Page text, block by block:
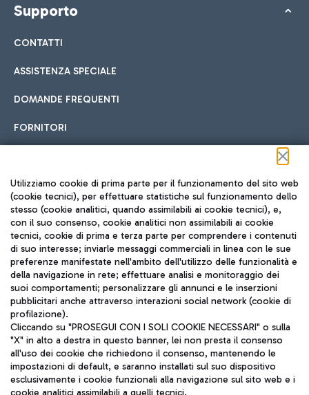
Supporto
CONTATTI
ASSISTENZA SPECIALE
DOMANDE FREQUENTI
FORNITORI
Seguici sui social
TRAVEL JOURNAL
ITA
Aeroporti di Roma S.p.A. - Società soggetta a direzione e
Utilizziamo cookie di prima parte per il funzionamento del sito web
(cookie tecnici), per effettuare statistiche sul funzionamento dello
stesso (cookie analitici, quando assimilabili ai cookie tecnici), e,
con il suo consenso, cookie analitici non assimilabili ai cookie
tecnici, cookie di prima e terza parte per comprendere i contenuti
di suo interesse; inviarle messaggi commerciali in linea con le sue
preferenze manifestate nell'ambito dell'utilizzo delle funzionalità e
della navigazione in rete; effettuare analisi e monitoraggio dei
suoi comportamenti; personalizzare gli annunci e le inserzioni
pubblicitari anche attraverso interazioni social network (cookie di
profilazione).
Cliccando su "PROSEGUI CON I SOLI COOKIE NECESSARI" o sulla
"X" in alto a destra in questo banner, lei non presta il consenso
all'uso dei cookie che richiedono il consenso, mantenendo le
impostazioni di default, e saranno installati sul suo dispositivo
esclusivamente i cookie funzionali alla navigazione sul sito web e i
cookie analitici assimilabili a quelli tecnici.